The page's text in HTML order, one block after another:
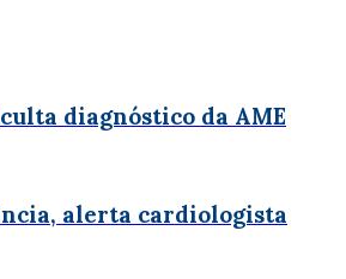
diagnóstico da AME
alerta cardiologista